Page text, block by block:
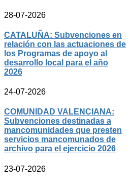
28-07-2026
CATALUÑA: Subvenciones en
relación con las actuaciones de
los Programas de apoyo al
desarrollo local para el año
2026
24-07-2026
COMUNIDAD VALENCIANA:
Subvenciones destinadas a
mancomunidades que presten
servicios mancomunados de
archivo para el ejercicio 2026
23-07-2026